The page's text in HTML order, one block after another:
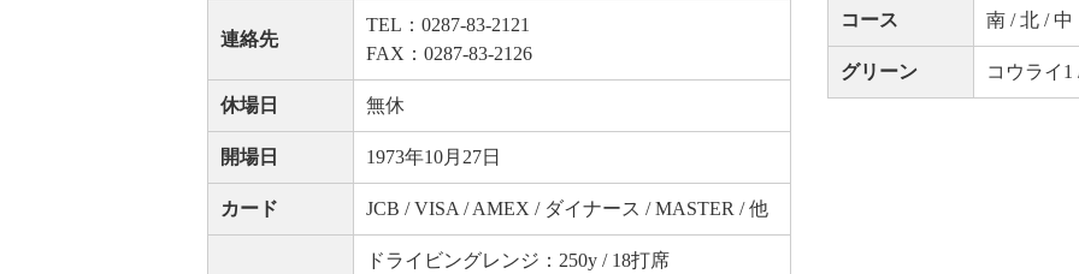
連絡先
TEL：0287-83-2121
FAX：0287-83-2126
休場日 無休
開場日 1973年10月27日
カード JCB / VISA / AMEX / ダイナース / MASTER / 他
ドライビングレンジ：250y / 18打席
コース 南 / 北 / 中
グリーン コウライ1